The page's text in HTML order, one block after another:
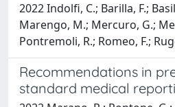
2022 Indolfi, C.; Barilla, F.;
Marengo, M.; Mercuro, G.;
Pontremoli, R.; Romeo, F.;
Recommendations in
standard medical